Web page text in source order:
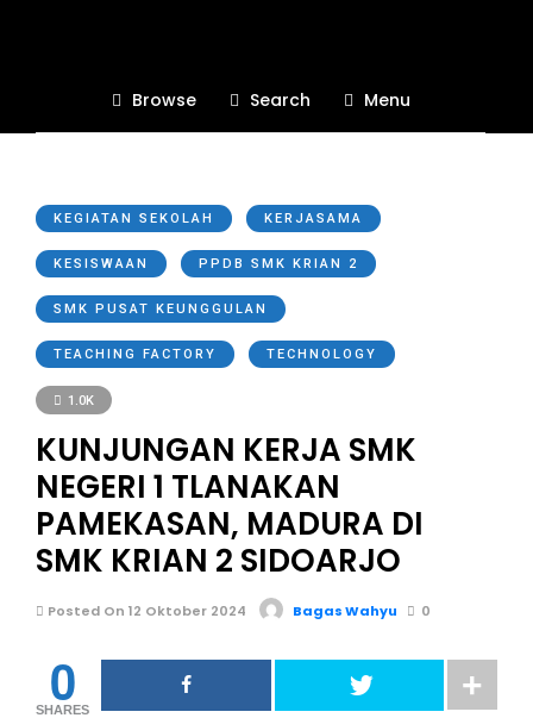
Browse Search Menu
KEGIATAN SEKOLAH KERJASAMA
KESISWAAN PPDB SMK KRIAN 2
SMK PUSAT KEUNGGULAN
TEACHING FACTORY TECHNOLOGY
1.0K
KUNJUNGAN KERJA SMK
NEGERI 1 TLANAKAN
PAMEKASAN, MADURA DI
SMK KRIAN 2 SIDOARJO
Posted On 12 Oktober 2024 Bagas Wahyu 0
0
SHARES